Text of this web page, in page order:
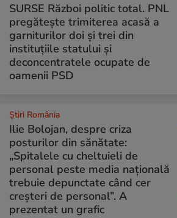
SURSE Război politic total. PNL
pregătește trimiterea acasă a
garniturilor doi și trei din
instituțiile statului și
deconcentratele ocupate de
oamenii PSD
Știri România
Ilie Bolojan, despre criza
posturilor din sănătate:
„Spitalele cu cheltuieli de
personal peste media națională
trebuie depunctate când cer
creșteri de personal”. A
prezentat un grafic